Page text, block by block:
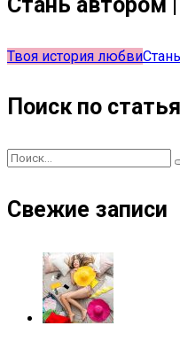
Твоя история любви
Поиск по
Свежие записи